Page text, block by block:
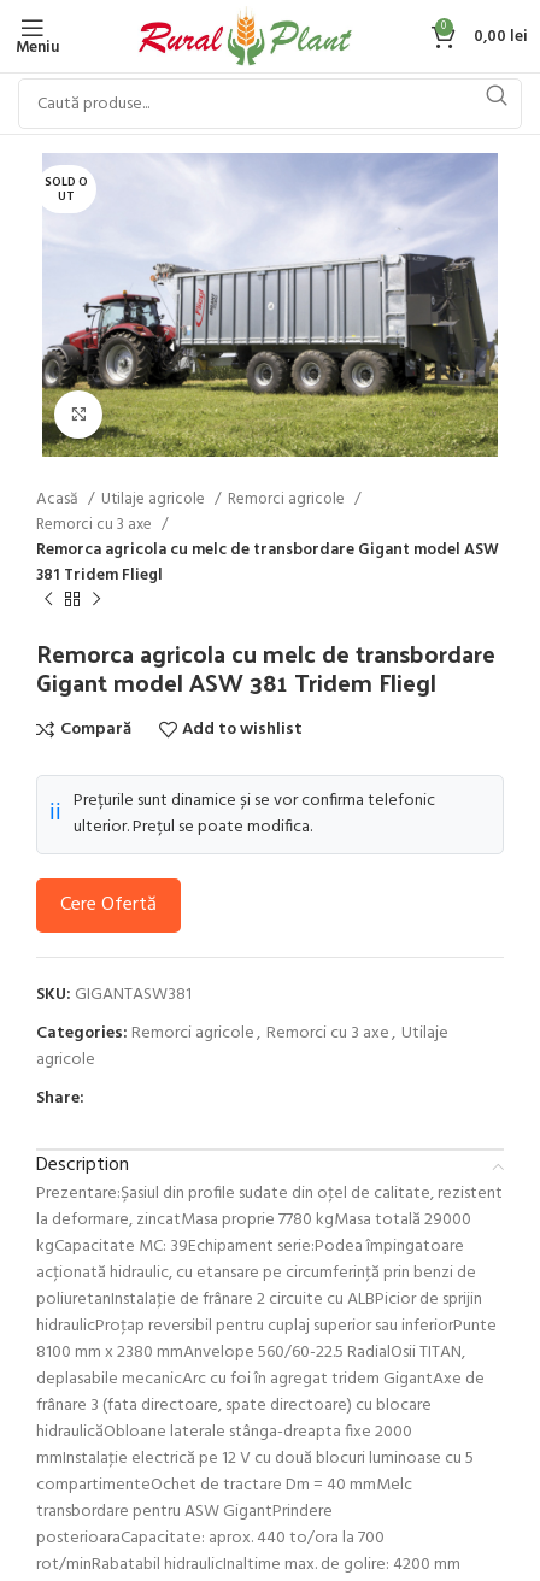
Meniu
0 0,00 lei
SOLD O
UT
Click to enlarge
Acasă Utilaje agricole
Remorci agricole
Remorci cu 3 axe
Remorca agricola cu melc de transbordare Gigant model ASW
381 Tridem Fliegl
Remorca agricola cu melc de transbordare
Gigant model ASW 381 Tridem Fliegl
Compară Add to wishlist
ℹ️ Prețurile sunt dinamice și se vor confirma telefonic
ulterior. Prețul se poate modifica.
Cere Ofertă
SKU: GIGANTASW381
Categories: Remorci agricole, Remorci cu 3 axe, Utilaje
agricole
Share:
Description
Prezentare:Şasiul din profile sudate din oţel de calitate, rezistent
la deformare, zincatMasa proprie 7780 kgMasa totală 29000
kgCapacitate MC: 39Echipament serie:Podea împingatoare
acţionată hidraulic, cu etansare pe circumferinţă prin benzi de
poliuretanInstalaţie de frânare 2 circuite cu ALBPicior de sprijin
hidraulicProţap reversibil pentru cuplaj superior sau inferiorPunte
8100 mm x 2380 mmAnvelope 560/60-22.5 RadialOsii TITAN,
deplasabile mecanicArc cu foi în agregat tridem GigantAxe de
frânare 3 (fata directoare, spate directoare) cu blocare
hidraulicăObloane laterale stânga-dreapta fixe 2000
mmInstalaţie electrică pe 12 V cu două blocuri luminoase cu 5
compartimenteOchet de tractare Dm = 40 mmMelc
transbordare pentru ASW GigantPrindere
posterioaraCapacitate: aprox. 440 to/ora la 700
rot/minRabatabil hidraulicInaltime max. de golire: 4200 mm